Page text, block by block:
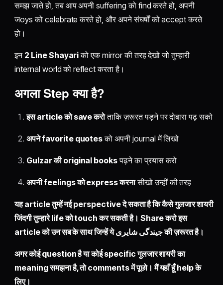
समझ जाते हो, तब आप अपनी suffering को find करते हो, अपनी
जoys को celebrate करते हो, और अपने संघर्षों को accept करते
हो।
इन 2 Line Shayariको एक mirror की तरह देखो जो तुम्हारी
internal world को reflect करता है।
अगला Step क्या है?
इस article को save करोताकि ज़रूरत पड़ने पर दोबारा पढ़ सको
अपने favorite quotesको अपनी journal में लिखो
Gulzar की original booksपढ़ने का प्रयास करो
अपनी feelings को express करनासीखो उन्हीं की तरह
यह article तुम्हें नई perspective दे सकता है कि कैसे गुलजार शायरी
जिंदगी तुम्हारे life को touch कर सकती है। Share करो इस
article को उन सब के साथ जिन्हें ये جیندگی شایری की ज़रूरत है।
अगर कोई question है या कोई specific गुलजार शायरी का
meaning समझना है, तो comments में पूछो। मैं यहाँ हूँ help के
लिए।